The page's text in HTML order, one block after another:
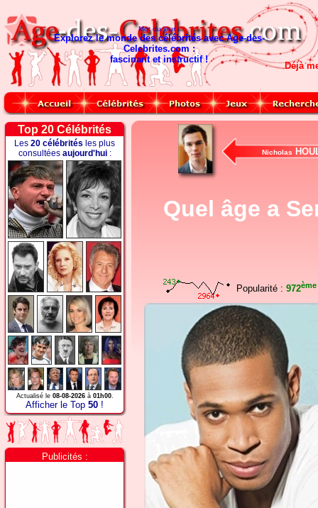
Mot du jour :
Explorez le monde des célébrités avec Age-des-
Celebrites.com :
fascinant et instructif !
Déjà
Top 20 Célébrités
Les 20 célébrités les plus
consultées aujourd'hui:
Actualisé le 08-08-2026à 01h00.
Afficher le Top 50 !
Publicités :
Nicholas
Quel âge a
Popularité : 972ème